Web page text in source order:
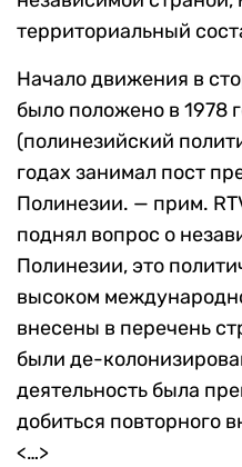
территориальный
Начало движения в
было положено в 1978
(полинезийский
годах занимал пост
Полинезии. — прим.
поднял вопрос о
Полинезии, это
высоком
внесены в перечень
были де-
деятельность была
добиться повторного
<…>